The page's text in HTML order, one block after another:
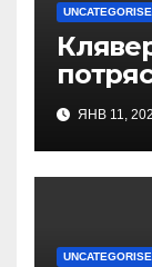
нужно
ЯНВ 11,